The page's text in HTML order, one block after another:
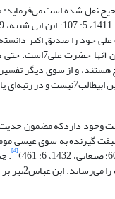
طریق صحیح نقل شده است
را صدیق اکبر
می‌توانند صدیق
هستند، و از سوی دیگر
بودن ابوبکر هیچگاه هم
[4]
.